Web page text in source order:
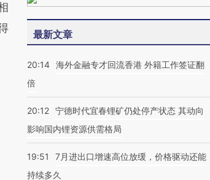
最新文章
20:14 海外金融专才回流香港 外籍工作签证翻
倍
20:12 宁德时代宜春锂矿仍处停产状态 其动向
影响国内锂资源供需格局
19:51
7月进出口增速高位放缓，价格驱动还能
持续多久